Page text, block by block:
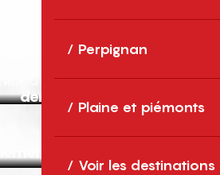
Perpignan
Plaine et piémonts
Voir les destinations
demain et après-
demain